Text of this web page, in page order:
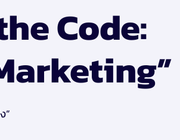
Code:
”